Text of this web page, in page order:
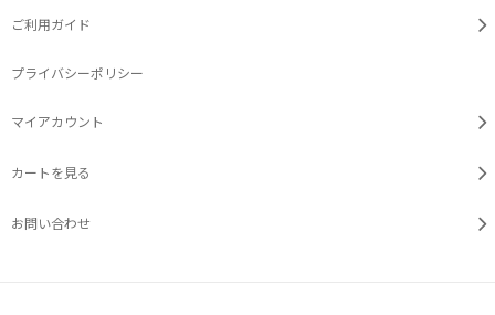
ご利用ガイド
プライバシーポリシー
マイアカウント
カートを見る
お問い合わせ